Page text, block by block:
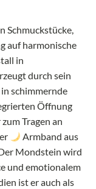
Schmuckstücke,
auf harmonische
in
durch sein
schimmernde
Öffnung
Tragen an
Armband aus
Mondstein wird
und emotionalem
ist er auch als